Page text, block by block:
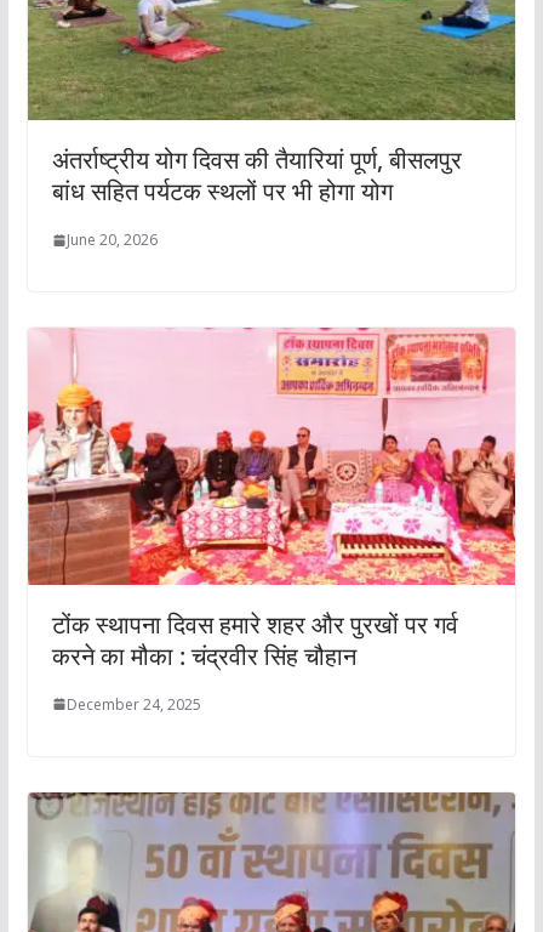
अंतर्राष्ट्रीय योग दिवस की तैयारियां पूर्ण, बीसलपुर
बांध सहित पर्यटक स्थलों पर भी होगा योग
June 20, 2026
टोंक स्थापना दिवस हमारे शहर और पुरखों पर गर्व
करने का मौका : चंद्रवीर सिंह चौहान
December 24, 2025